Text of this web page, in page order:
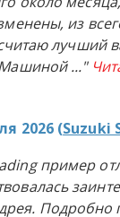
из
лучший
Машиной..."
2026 (Suzuki
пример
Подробно